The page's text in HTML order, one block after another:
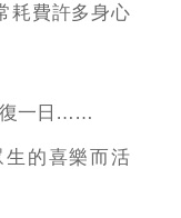
耗費許多身心
復一日……
的喜樂而活